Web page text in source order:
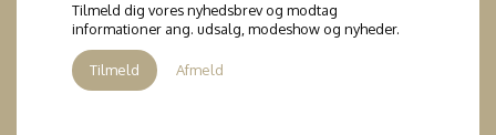
Tilmeld dig vores nyhedsbrev og modtag
informationer ang. udsalg, modeshow og nyheder.
Tilmeld Afmeld